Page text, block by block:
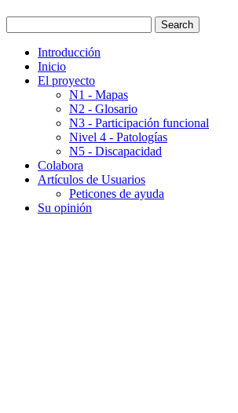
Introducción
Inicio
El proyecto
N1 - Mapas
N2 - Glosario
N3 - Participación funcional
Nivel 4 - Patologías
N5 - Discapacidad
Colabora
Artículos de Usuarios
Peticones de ayuda
Su opinión